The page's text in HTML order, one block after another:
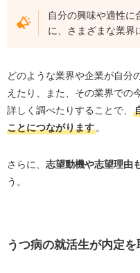
自分の興味や適性に
に、さまざまな業界
どのような業界や企業が自分
えたり、また、その業界での
詳しく調べたりすることで、
ことにつながります。
さらに、 志望動機や志望理由
う。
うつ病の就活生が内定